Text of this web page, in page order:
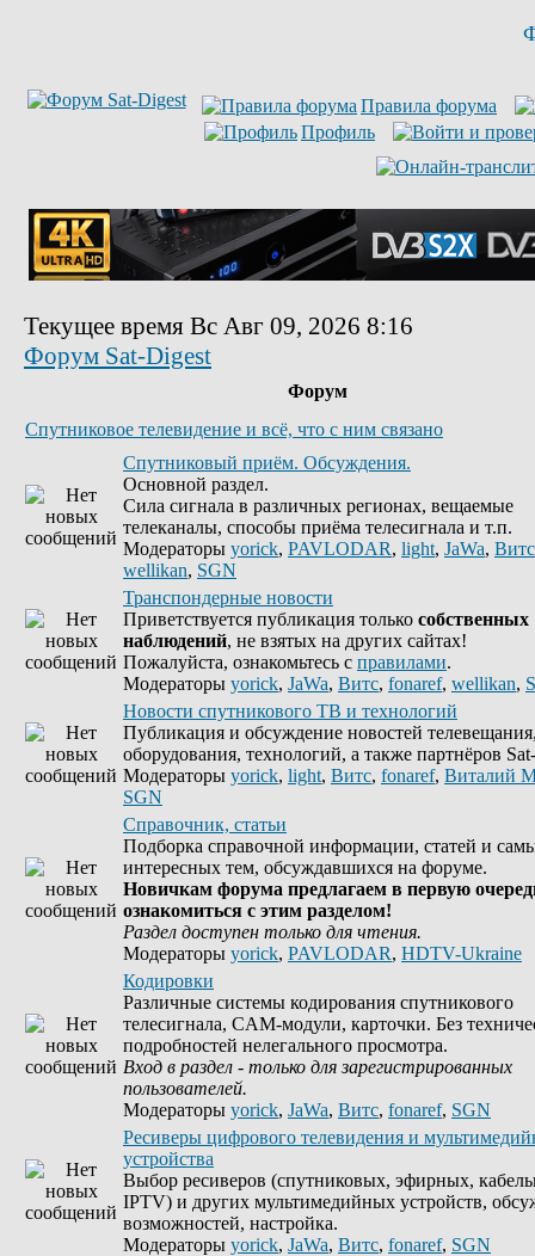
Правила форума
Профиль
Текущее время Вс Авг 09, 2026 8:16
Форум Sat-Digest
Форум
Спутниковое телевидение и всё, что с ним связано
Спутниковый приём. Обсуждения.
Основной раздел.
Сила сигнала в различных регионах, вещаемые
телеканалы, способы приёма телесигнала и т.п.
Модераторы yorick, PAVLODAR, light, JaWa, Витс
wellikan, SGN
Транспондерные новости
Приветствуется публикация только собственных
наблюдений, не взятых на других сайтах!
Пожалуйста, ознакомьтесь с правилами.
Модераторы yorick, JaWa, Витс, fonaref, wellikan,
Новости спутникового ТВ и технологий
Публикация и обсуждение новостей
оборудования, технологий, а также партнёров
Модераторы yorick, light, Витс, fonaref, Виталий
SGN
Справочник, статьи
Подборка справочной информации, статей и
интересных тем, обсуждавшихся на форуме.
Новичкам форума предлагаем в первую
ознакомиться с этим разделом!
Раздел доступен только для чтения.
Модераторы yorick, PAVLODAR, HDTV-Ukraine
Кодировки
Различные системы кодирования спутникового
телесигнала, CAM-модули, карточки. Без
подробностей нелегального просмотра.
Вход в раздел - только для зарегистрированных
пользователей.
Модераторы yorick, JaWa, Витс, fonaref, SGN
Ресиверы цифрового телевидения и
устройства
Выбор ресиверов (спутниковых, эфирных,
IPTV) и других мультимедийных устройств,
возможностей, настройка.
Модераторы yorick, JaWa, Витс, fonaref, SGN